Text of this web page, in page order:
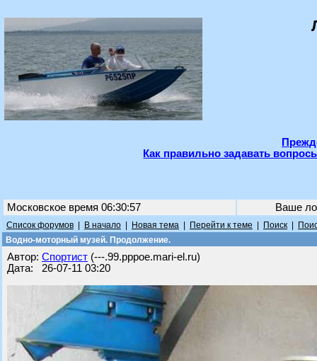
Как правильно задавать
Московское время 06:30:57 Ваше
Список форумов В начало Новая тема Перейти к теме Поиск
Водно-моторный музей. Продолжение.
Автор: Спортист (---.99.pppoe.mari-el.ru)
Дата: 26-07-11 03:20